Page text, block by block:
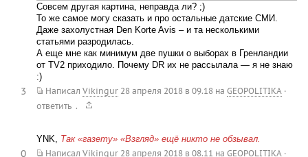
Совсем другая картина, неправда ли? ;)
То же самое могу сказать и про остальные датские СМИ.
Даже захолустная Den Korte Avis – и та несколькими
статьями разродилась.
А еще мне как минимум две пушки о выборах в Гренландии
от TV2 приходило. Почему DR их не рассылала — я не знаю
:)
Написал Vikingur 28 апреля 2018 в 09.18на GEOPOLITIKA ·
ответить .
3
YNK, Так «газету» «Взгляд» ещё никто не обзывал.
Написал Vikingur 28 апреля 2018 в 08.11 на GEOPOLITIKA ·
0